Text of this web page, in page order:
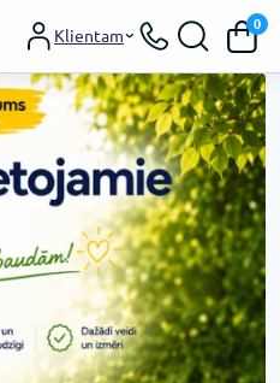
Klientam
0